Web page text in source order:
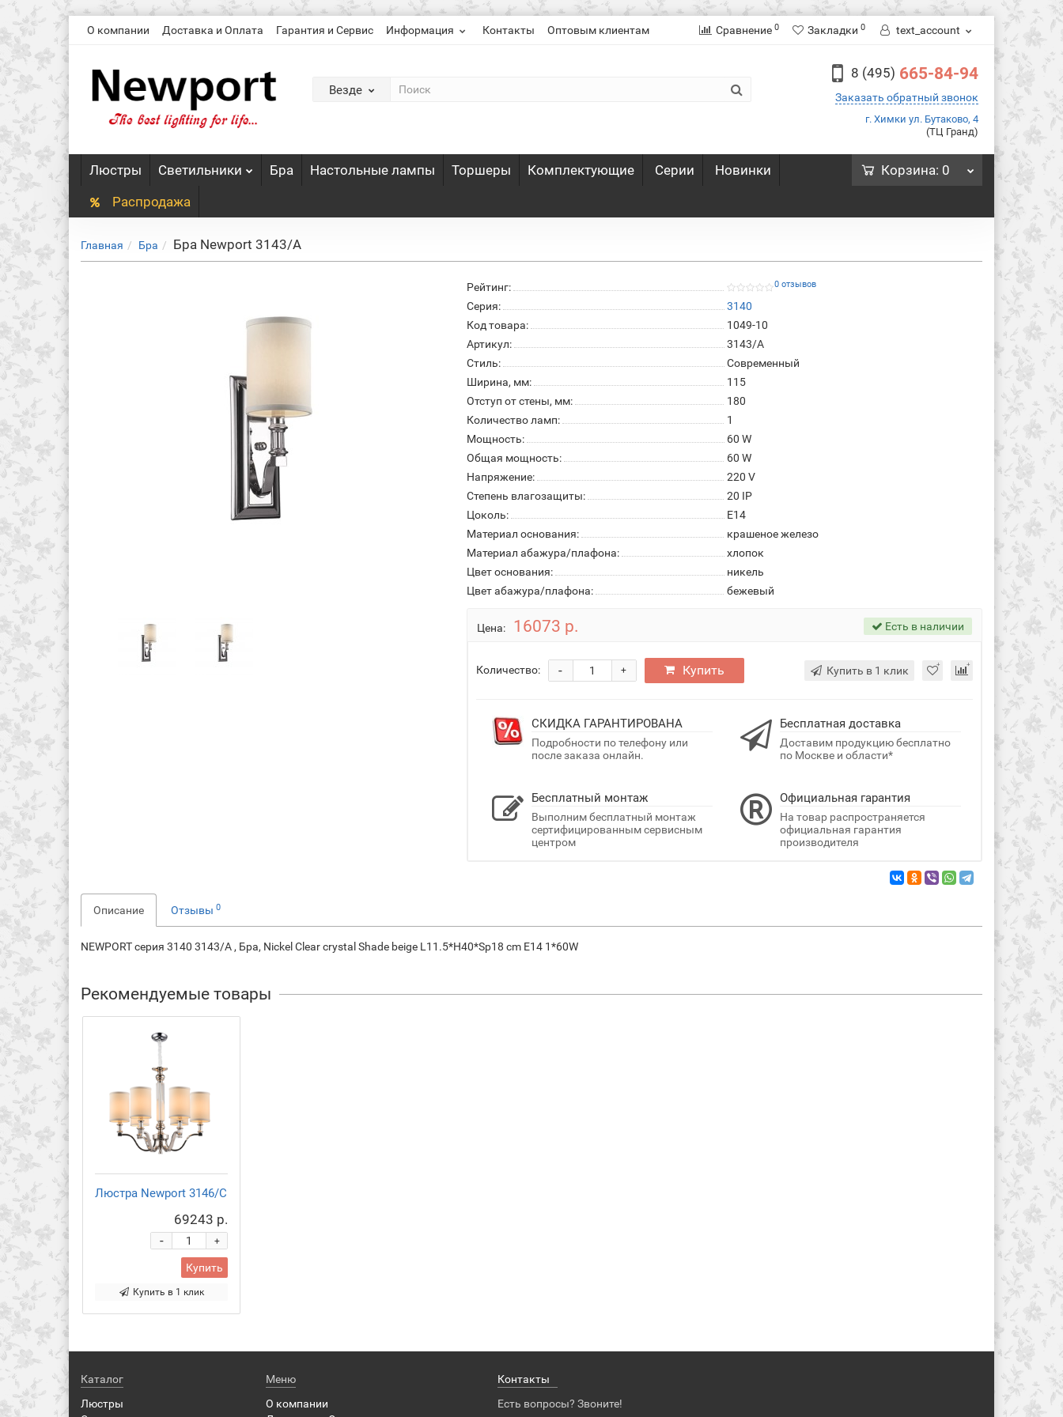
О компании Доставка и Оплата Гарантия и Сервис Информация Контакты Оптовым клиентам Сравнение 0 Закладки 0 text_account
Везде
8 (495) 665-84-94
Заказать обратный звонок
г. Химки ул. Бутаково, 4
(ТЦ Гранд)
Люстры Светильники Бра Настольные лампы Торшеры Комплектующие Серии
Новинки
Распродажа
Корзина: 0
Главная Бра Бра Newport 3143/A
Рейтинг: 0 отзывов
Серия:
3140
Код товара:
1049-10
Артикул:
3143/A
Стиль:
Современный
Ширина, мм:
115
Отступ от стены, мм:
180
Количество ламп:
1
Мощность:
60 W
Общая мощность:
60 W
Напряжение:
220 V
Степень влагозащиты:
20 IP
Цоколь:
E14
Материал основания:
крашеное железо
Материал абажура/плафона:
хлопок
Цвет основания:
никель
Цвет абажура/плафона:
бежевый
Цена: 16073 р. Есть в наличии
Количество: +
- Купить Купить в 1 клик
СКИДКА ГАРАНТИРОВАНА
Подробности по телефону или
после заказа онлайн.
Бесплатная доставка
Доставим продукцию бесплатно
по Москве и области*
Бесплатный монтаж
Выполним бесплатный монтаж
сертифицированным сервисным
центром
Официальная гарантия
На товар распространяется
официальная гарантия
производителя
Описание Отзывы 0
NEWPORT серия 3140 3143/A , Бра, Nickel Clear crystal Shade beige L11.5*H40*Sp18 сm Е14 1*60W
Рекомендуемые товары
Люстра Newport 3146/C
69243 р.
+
-
Купить
Купить в 1 клик
Каталог
Люстры
Меню
О компании
Контакты
Есть вопросы? Звоните!